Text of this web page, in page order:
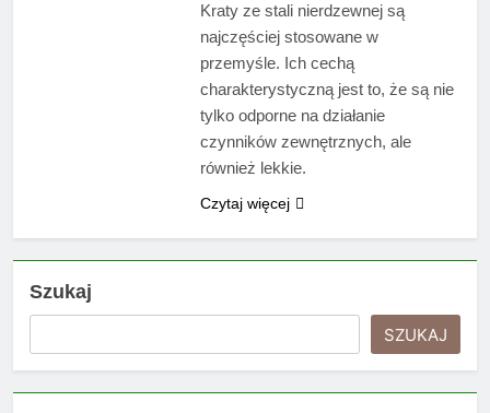
Kraty ze stali nierdzewnej są
najczęściej stosowane w
przemyśle. Ich cechą
charakterystyczną jest to, że są nie
tylko odporne na działanie
czynników zewnętrznych, ale
również lekkie.
Czytaj więcej
Szukaj
SZUKAJ